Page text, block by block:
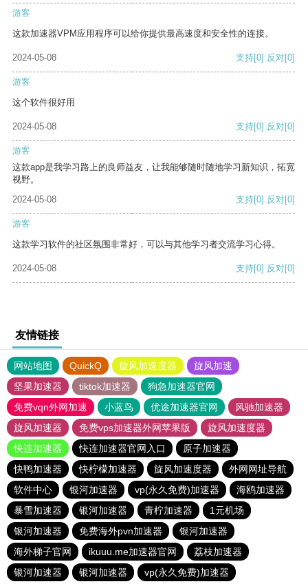
游客
这款加速器VPM应用程序可以给你提供最高速度和安全性的连接。
2024-05-08 支持[0] 反对[0]
游客
这个软件很好用
2024-05-08 支持[0] 反对[0]
游客
这款app是我学习路上的良师益友，让我能够随时随地学习新知识，拓宽
视野。
2024-05-08
支持[0] 反对[0]
游客
这款学习软件的社区氛围非常好，可以与其他学习者交流学习心得。
2024-05-08 支持[0] 反对[0]
友情链接
网站地图 QuickQ 旋风加速度器
旋风加速
坚果加速器
tiktok加速器
狗急加速器官网
免费vqn外网加速
小蓝鸟 优途加速器官网
风驰加速器
旋风加速器
免费vps加速器外网苹果版
旋风加速度器
快连加速器
快连加速器官网入口
原子加速器
快鸭加速器
快柠檬加速器 旋风加速度器
外网网址导航
软件中心
银河加速器 vp(永久免费)加速器
海鸥加速器
暴雪加速器
银河加速器 青柠加速器
1元机场
银河加速器
免费海外pvn加速器
银河加速器
海外梯子官网
ikuuu.me加速器官网
荔枝加速器
银河加速器
银河加速器 vp(永久免费)加速器